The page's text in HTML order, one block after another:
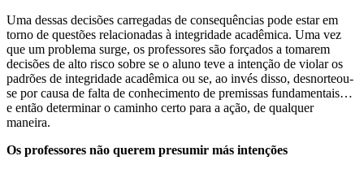
Uma dessas decisões carregadas de consequências pode estar em
torno de questões relacionadas à integridade acadêmica. Uma vez
que um problema surge, os professores são forçados a tomarem
decisões de alto risco sobre se o aluno teve a intenção de violar os
padrões de integridade acadêmica ou se, ao invés disso, desnorteou-
se por causa de falta de conhecimento de premissas fundamentais…
e então determinar o caminho certo para a ação, de qualquer
maneira.
Os professores não querem presumir más intenções